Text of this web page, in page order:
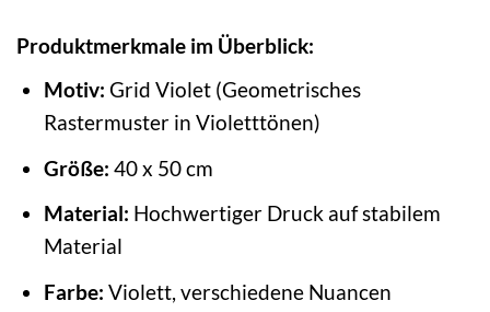
Produktmerkmale im Überblick:
Motiv: Grid Violet (Geometrisches
Rastermuster in Violetttönen)
Größe: 40 x 50 cm
Material: Hochwertiger Druck auf stabilem
Material
Farbe: Violett, verschiedene Nuancen